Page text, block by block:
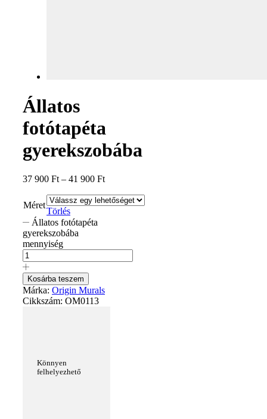
Állatos
fotótapéta
gyerekszobába
37 900 Ft – 41 900 Ft
Méret
Törlés
Állatos fotótapéta
gyerekszobába
mennyiség
Kosárba teszem
Márka: Origin Murals
Cikkszám: OM0113
Könnyen
felhelyezhető